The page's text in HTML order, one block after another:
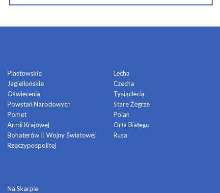
Piastowskie
Jagiellońskie
Oświecenia
Powstań Narodowych
Pomet
Armii Krajowej
Bohaterów II Wojny Światowej
Rzeczypospolitej
Lecha
Czecha
Tysiąclecia
Stare Żegrze
Polan
Orła Białego
Rusa
Na Skarpie